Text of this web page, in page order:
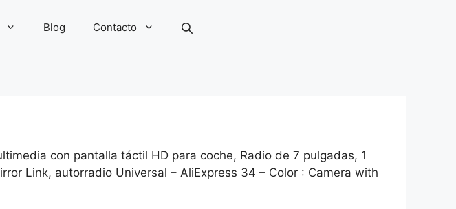
Blog Contacto
con pantalla táctil HD para coche, Radio de 7 pulgadas, 1
Link, autorradio Universal – AliExpress 34 – Color : Camera with